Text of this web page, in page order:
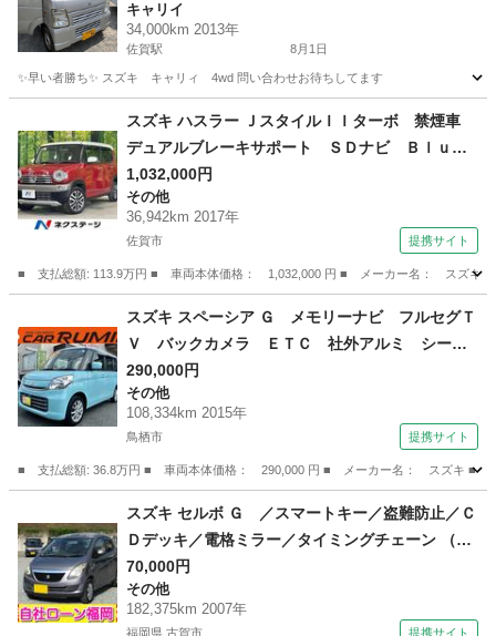
キャリイ
34,000km 2013年
佐賀駅 8月1日
✨早い者勝ち✨ スズキ キャリィ 4wd 問い合わせお待ちしてます
佐賀駅 キャリイ
スズキ ハスラー ＪスタイルＩＩターボ 禁煙車
デュアルブレーキサポート ＳＤナビ Ｂｌｕｅ
ｔｏｏｔｈ再生 バックモニター ＴＶ ＣＤ
ＤＶＤ スマートキー ＥＴＣ ＨＩＤヘッド
純正１５インチＡＷ クルーズコントロール オ
1,032,000円
その他
36,942km 2017年
佐賀市 提携サイト
■ 支払総額: 113.9万円 ■ 車両本体価格： 1,032,000 円 ■ メーカー名： スズキ
その他
スズキ スペーシア Ｇ メモリーナビ フルセグＴ
Ｖ バックカメラ ＥＴＣ 社外アルミ シート
ヒーター キーレスエントリー スマートキー
アイドリングストップ 両側スライドドア （車検
整備付）
290,000円
その他
108,334km 2015年
鳥栖市 提携サイト
■ 支払総額: 36.8万円 ■ 車両本体価格： 290,000 円 ■ メーカー名： スズキ
その他
スズキ セルボ Ｇ ／スマートキー／盗難防止／Ｃ
Ｄデッキ／電格ミラー／タイミングチェーン （検
10.4）
70,000円
その他
182,375km 2007年
福岡県 古賀市 提携サイト